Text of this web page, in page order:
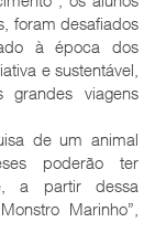
foram desafiados
à época dos
e sustentável,
viagens
de um animal
poderão ter
a partir dessa
Marinho”,